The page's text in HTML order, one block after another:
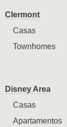
Clermont
Casas
Townhomes
Disney Area
Casas
Apartamentos